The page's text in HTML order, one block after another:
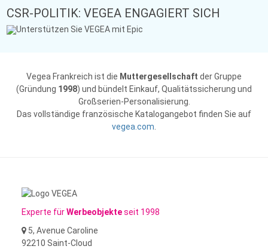
CSR-POLITIK: VEGEA ENGAGIERT SICH
Vegea Frankreich ist die Muttergesellschaft der Gruppe
(Gründung 1998) und bündelt Einkauf, Qualitätssicherung und
Großserien-Personalisierung.
Das vollständige französische Katalogangebot finden Sie auf
vegea.com
Experte fürWerbeobjekteseit 1998
5, Avenue Caroline
92210 Saint-Cloud